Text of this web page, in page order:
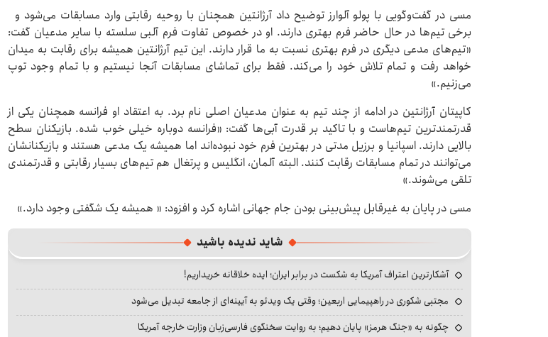
مسی در گفت‌وگویی با پولو آلوارز توضیح داد آرژانتین همچنان با روحیه رقابتی وارد مسابقات می‌شود و
برخی تیم‌ها در حال حاضر فرم بهتری دارند. او در خصوص تفاوت فرم آلبی سلسته با سایر مدعیان گفت:
«تیم‌های مدعی دیگری در فرم بهتری نسبت به ما قرار دارند. این تیم آرژانتین همیشه برای رقابت به میدان
خواهد رفت و تمام تلاش خود را می‌کند. فقط برای تماشای مسابقات آنجا نیستیم و با تمام وجود توپ
می‌زنیم.»
کاپیتان آرژانتین در ادامه از چند تیم به عنوان مدعیان اصلی نام برد. به اعتقاد او فرانسه همچنان یکی از
قدرتمندترین تیم‌هاست و با تاکید بر قدرت آبی‌ها گفت: «فرانسه دوباره خیلی خوب شده. بازیکنان سطح
بالایی دارند. اسپانیا و برزیل مدتی در بهترین فرم خود نبوده‌اند اما همیشه یک مدعی هستند و بازیکنانشان
می‌توانند در تمام مسابقات رقابت کنند. البته آلمان، انگلیس و پرتغال هم تیم‌های بسیار رقابتی و قدرتمندی
تلقی می‌شوند.»
مسی در پایان به غیرقابل پیش‌بینی بودن جام جهانی اشاره کرد و افزود: « همیشه یک شگفتی وجود دارد.»
شاید ندیده باشید
آشکارترین اعتراف آمریکا به شکست در برابر ایران؛ ایده خلاقانه خریداریم!
مجتبی شکوری در راهپیمایی اربعین؛ وقتی یک ویدئو به آیینه‌ای از جامعه تبدیل می‌شود
چگونه به «جنگ هرمز» پایان دهیم؛ به روایت سخنگوی فارسی‌زبان وزارت خارجه آمریکا